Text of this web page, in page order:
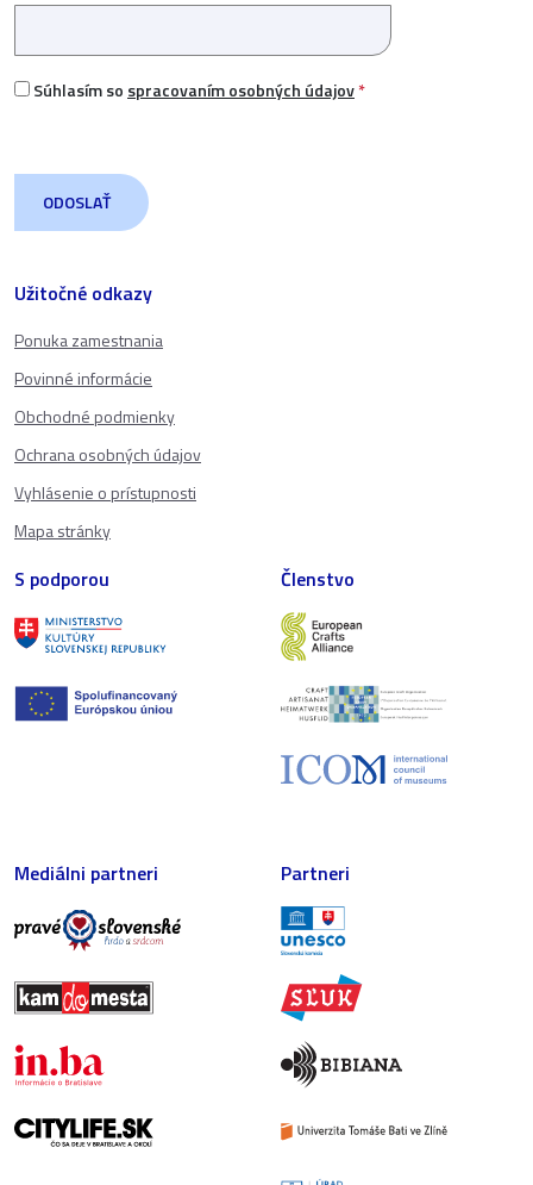
Užitočné odkazy
Ponuka zamestnania
Povinné informácie
Obchodné podmienky
Ochrana osobných údajov
Vyhlásenie o prístupnosti
Mapa stránky
Súhlasím so spracovaním osobných údajov*
S podporou Členstvo
Mediálni partneri Partneri